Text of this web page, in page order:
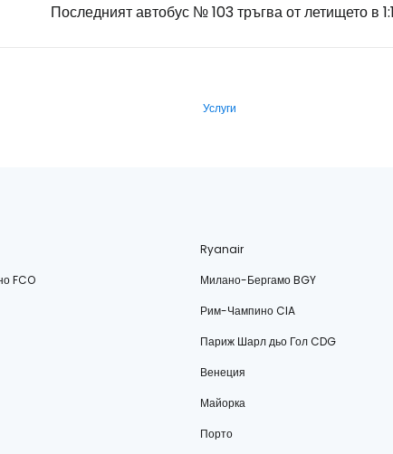
Последният автобус № 103 тръгва от летището в
Услуги
Ryanair
FCO
Милано-Бергамо BGY
Рим-Чампино CIA
Париж Шарл дьо Гол CDG
Венеция
Майорка
Порто